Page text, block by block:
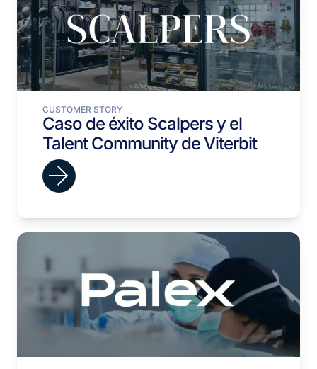
CUSTOMER STORY
Caso de éxito Scalpers y el
Talent Community de Viterbit